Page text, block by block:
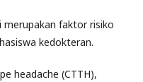
merupakan faktor risiko
kedokteran.
headache (CTTH),